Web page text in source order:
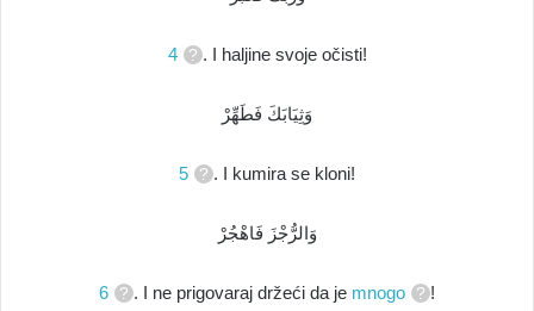
4 . I haljine svoje očisti!
وَثِيَابَكَ فَطَهِّرْ
5 . I kumira se kloni!
وَالرُّجْزَ فَاهْجُرْ
6 . I ne prigovaraj držeći da je mnogo !